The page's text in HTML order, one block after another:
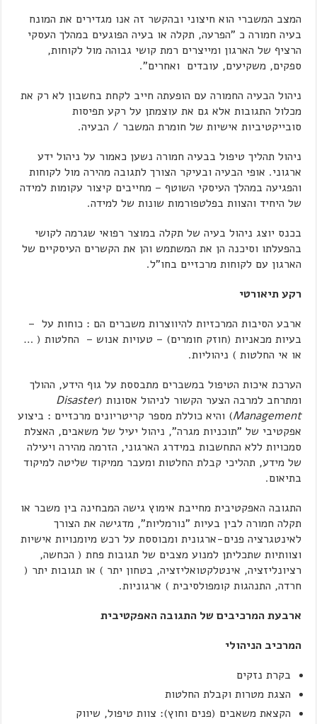
המצב המשברי הוא חיצוני ובהקשר זה אנו מגדירים את המונח
בעיה חמורה כ "הפרעה, תקלה או בעיה הפוגעים במהלך העסקי
הרציף של הארגון ומייצרים רמת קושי גבוהה מול לקוחות,
ספקים, משקיעים, עובדים ואחרים".
ניהול הבעיה החמורה עם הופעתה חייב לקחת בחשבון לא רק את
מכלול התגובות אלא גם את עוצמתן על רקע תפיסות
סובייקטיביות אישיות של חומרת המשבר / הבעיה.
ניהול תהליך טיפול בבעיה חמורה נשען כאמור על ניהול ידע
ארגוני. אופי הבעיה ובעיקר הצורך לתגובה מהירה מול לקוחות
והפגיעה במהלך העיסקי השוטף – מחייבים קיצור עקומות למידה
של היחיד והצוות בפלטפורמות שונות של למידה.
בכנס יוצג ניהול בעיה של תקלה במוצר רפואי שגרמה לקושי
בהפעלתו וסיכנה הן את המשתמש והן את הקשרים העיסקיים של
הארגון עם לקוחות מרכזיים בחו"ל.
רקע תיאורטי
ארבע הסיבות המרכזיות להיווצרות משברים הם : כוחות על –
בעיות מכאניות (חוזק חומרים) – טעויות אנוש – החלטות ( …
או אי החלטות ) ניהוליות.
הערכת איכות הטיפול במשברים מתבססת על גוף הידע, ההולך
ומתרחב למרבה הצער הקשור לניהול אסונות (Disaster
Management) והיא כוללת מספר קריטריונים מרכזיים : ביצוע
אפקטיבי של "תוכניות מגרה", ניהול יעיל של משאבים, האצלת
סמכויות ללא התחשבות במידרג הארגוני, הזרמה מהירה ויעילה
של מידע, תהליכי קבלת החלטות ומעבר ממיקוד שליטה למיקוד
בתיאום.
התגובה האפקטיבית מחייבת אימוץ גישה המבחינה בין משבר או
תקלה חמורה לבין בעיות "נורמליות", מדגישה את הצורך
לאינטגרציה פנים-ארגונית ומבוססת על רכש מיומנויות אישיות
וצוותיות שתכליתן למנוע מצבים של תגובות פחת ( הכחשה,
רציונליזציה, אינטלקטואליזציה, בטחון יתר ) או תגובות יתר (
חרדה, התנהגות קומפולסיבית ) ארגוניות.
ארבעת המרכיבים של התגובה האפקטיבית
המרכיב הניהולי
בקרת נזקים
הצגת מטרות וקבלת החלטות
הקצאת משאבים (פנים וחוץ): צוות טיפול, שיווק